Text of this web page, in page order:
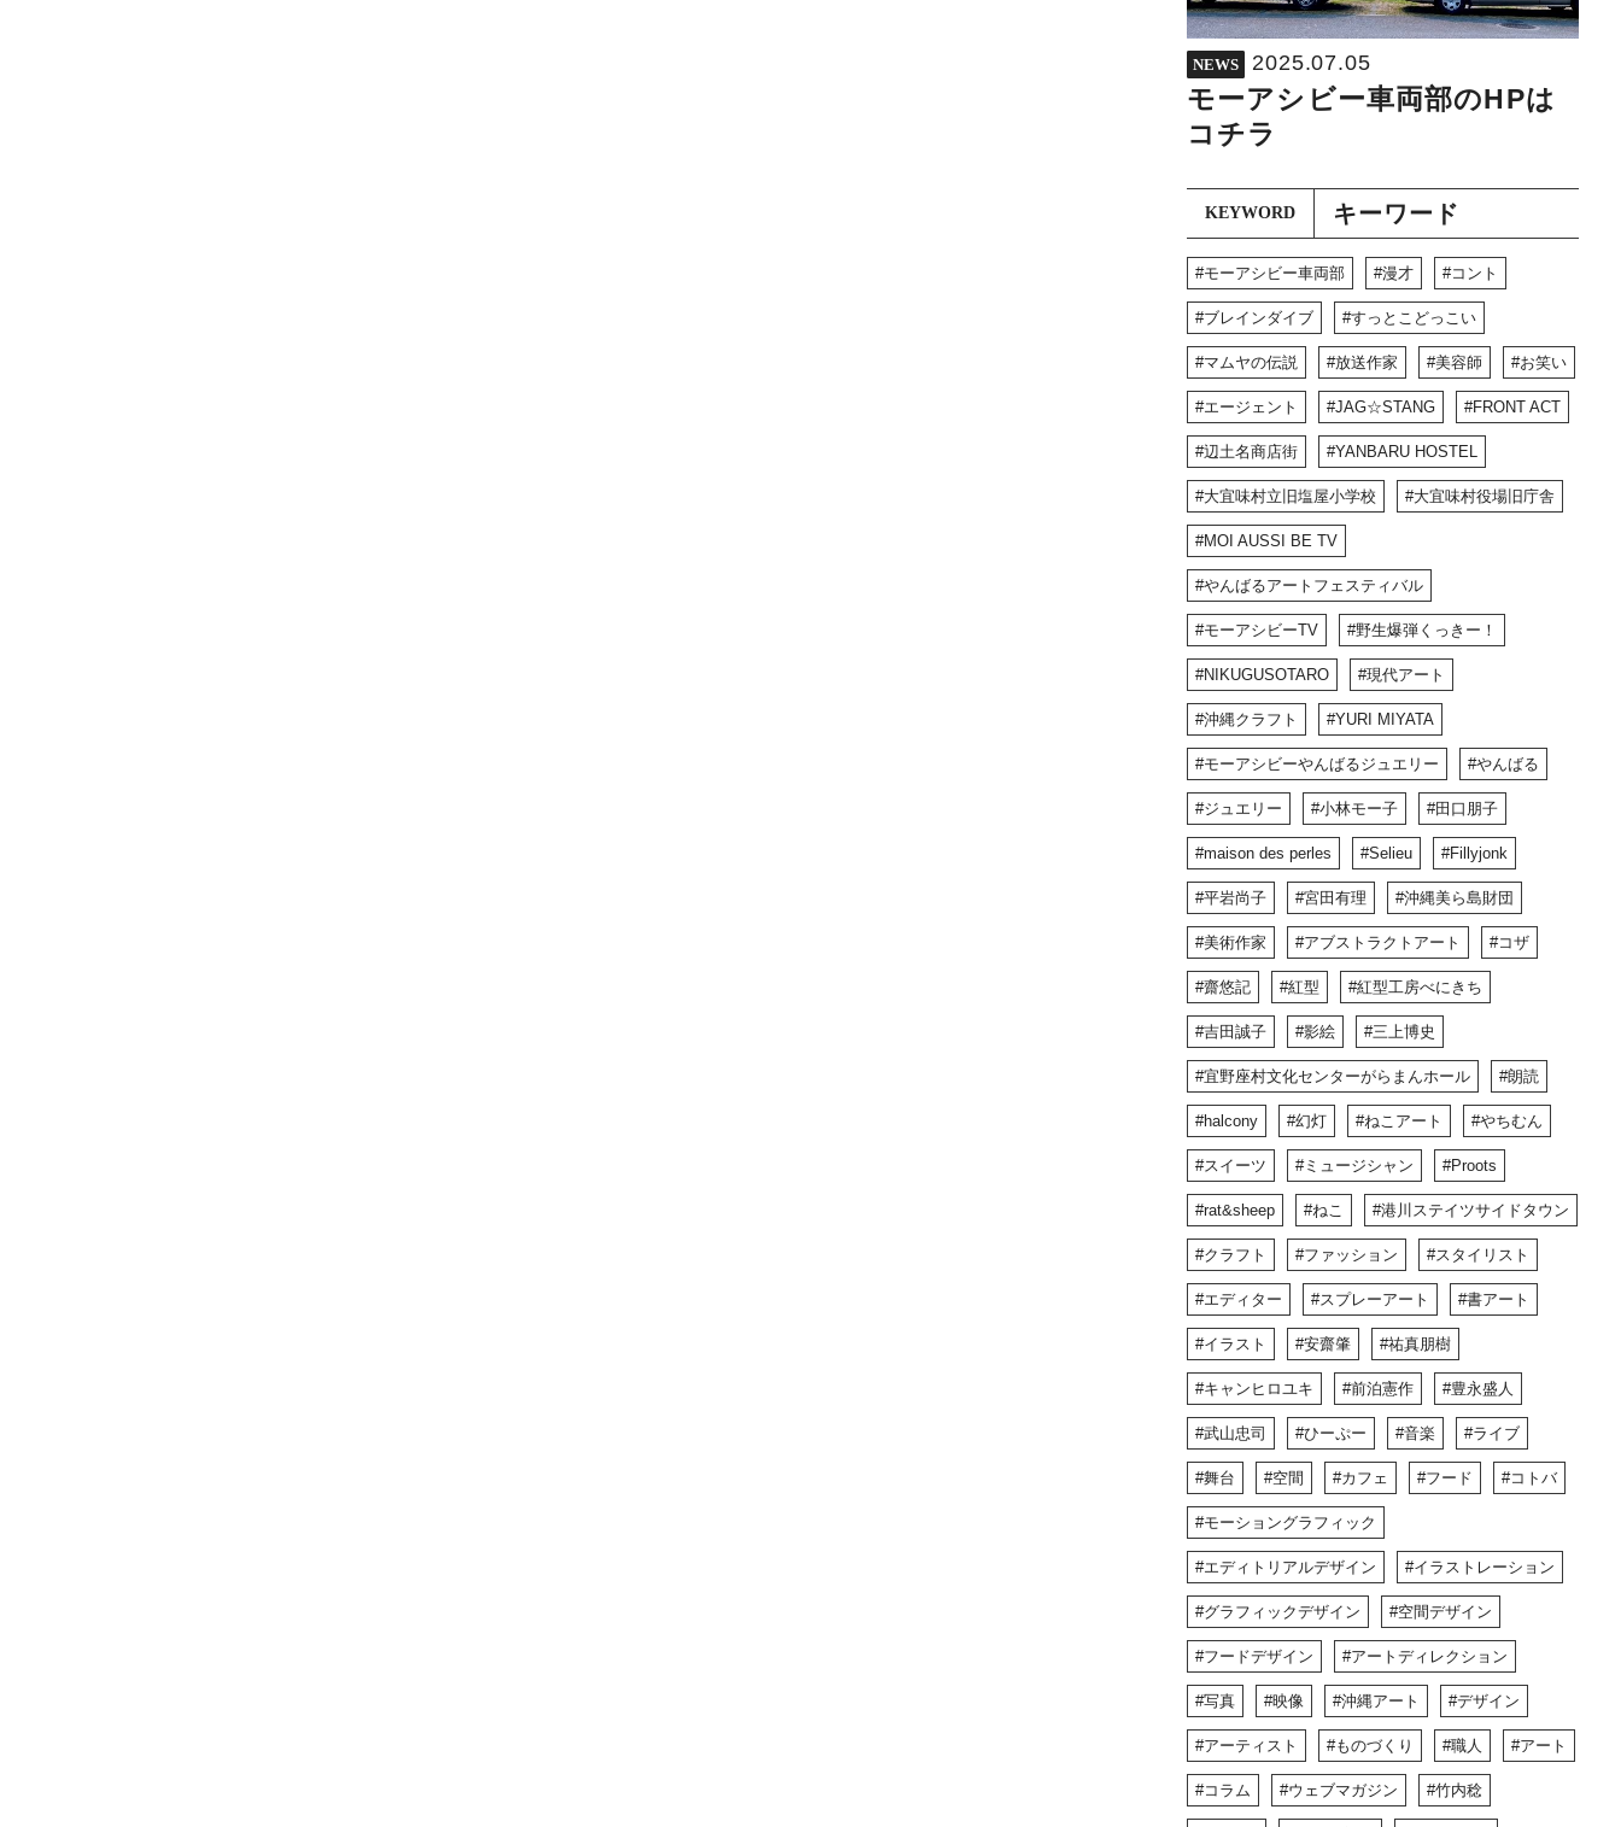
NEWS 2025.07.05
モーアシビー車両部のHPは
コチラ
キーワード
KEYWORD
モーアシビー車両部 漫才 コント
ブレインダイブ すっとこどっこい
マムヤの伝説 放送作家 美容師 お笑い
エージェント JAG☆STANG FRONT ACT
辺土名商店街 YANBARU HOSTEL
大宜味村立旧塩屋小学校 大宜味村役場旧庁舎
MOI AUSSI BE TV
やんばるアートフェスティバル
モーアシビーTV 野生爆弾くっきー！
NIKUGUSOTARO 現代アート
沖縄クラフト YURI MIYATA
モーアシビーやんばるジュエリー やんばる
ジュエリー 小林モー子 田口朋子
maison des perles Selieu Fillyjonk
平岩尚子 宮田有理 沖縄美ら島財団
美術作家 アブストラクトアート コザ
齋悠記 紅型 紅型工房べにきち
吉田誠子 影絵 三上博史
宜野座村文化センターがらまんホール 朗読
halcony 幻灯 ねこアート やちむん
スイーツ ミュージシャン Proots
rat&sheep ねこ 港川ステイツサイドタウン
クラフト ファッション スタイリスト
エディター スプレーアート 書アート
イラスト 安齋肇 祐真朋樹
キャンヒロユキ 前泊憲作 豊永盛人
武山忠司 ひーぷー 音楽 ライブ
舞台 空間 カフェ フード コトバ
モーショングラフィック
エディトリアルデザイン イラストレーション
グラフィックデザイン 空間デザイン
フードデザイン アートディレクション
写真 映像 沖縄アート デザイン
アーティスト ものづくり 職人 アート
コラム ウェブマガジン 竹内稔